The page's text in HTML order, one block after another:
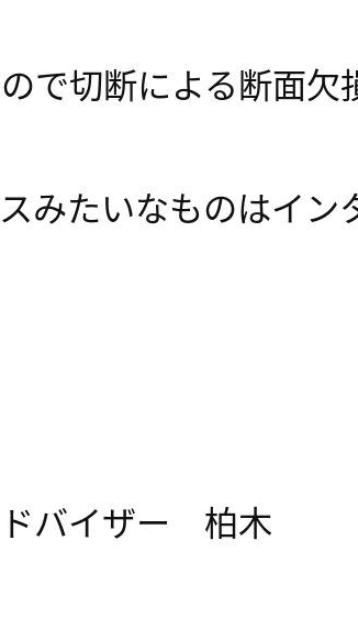
で切断による断面欠
みたいなものはイ
バイザー 柏木